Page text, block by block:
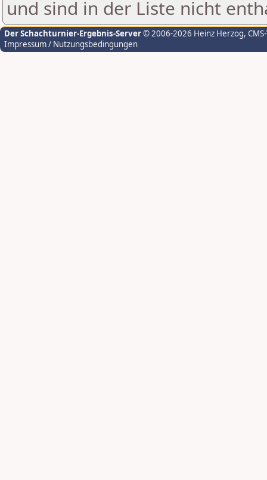
und sind in der Liste nicht
Der Schachturnier-Ergebnis-Server© 2006-2026 Heinz Herzog,
Impressum / Nutzungsbedingungen